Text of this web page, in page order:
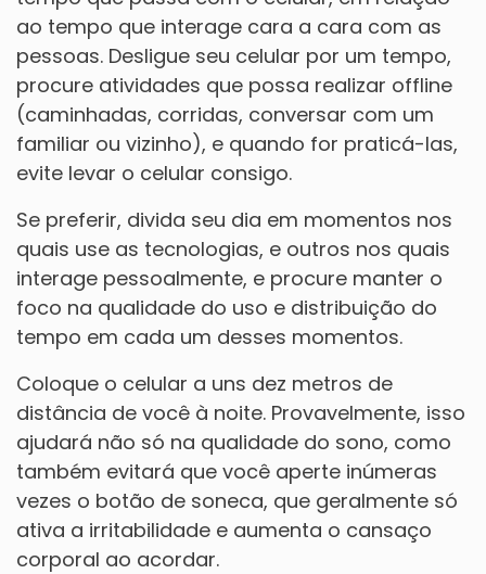
ao tempo que interage cara a cara com as
pessoas. Desligue seu celular por um tempo,
procure atividades que possa realizar offline
(caminhadas, corridas, conversar com um
familiar ou vizinho), e quando for praticá-las,
evite levar o celular consigo.
Se preferir, divida seu dia em momentos nos
quais use as tecnologias, e outros nos quais
interage pessoalmente, e procure manter o
foco na qualidade do uso e distribuição do
tempo em cada um desses momentos.
Coloque o celular a uns dez metros de
distância de você à noite. Provavelmente, isso
ajudará não só na qualidade do sono, como
também evitará que você aperte inúmeras
vezes o botão de soneca, que geralmente só
ativa a irritabilidade e aumenta o cansaço
corporal ao acordar.